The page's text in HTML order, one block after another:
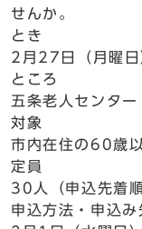
せんか。
とき
2月27日（月曜
ところ
五条老人センター
対象
市内在住の60歳
定員
30人（申込先着順
申込方法・申込み